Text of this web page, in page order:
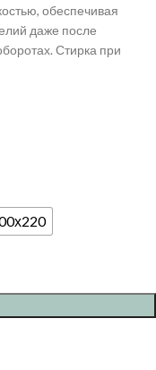
обеспечивая
даже после
Стирка при